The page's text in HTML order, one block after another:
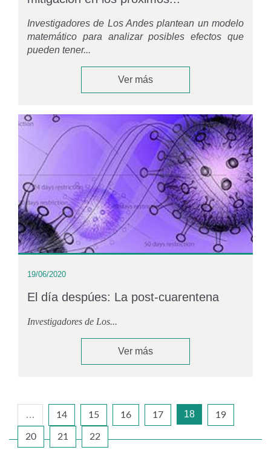
Investigadores de Los Andes plantean un modelo
matemático para analizar posibles efectos que
pueden tener...
Ver más
19/06/2020
El día despúes: La post-cuarentena
Investigadores de Los...
Ver más
… 14 15 16 17 18 19
20 21 22